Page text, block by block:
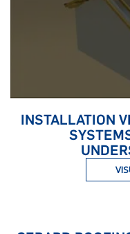
INSTALLATION